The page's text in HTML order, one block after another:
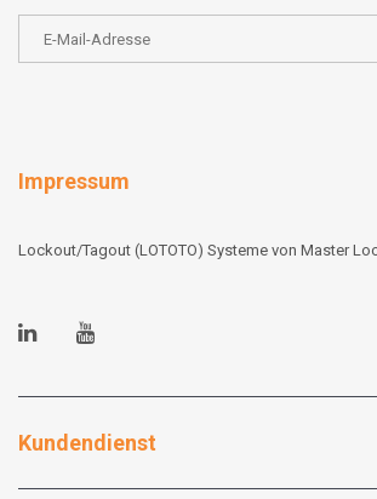
Impressum
Lockout/Tagout (LOTOTO) Systeme von Master
Kundendienst